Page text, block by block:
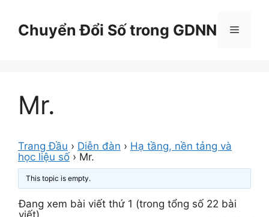
Chuyển Đổi Số trong GDNN Menu
Mr.
Trang Đầu › Diễn đàn › Hạ tầng, nền tảng và
học liệu số › Mr.
This topic is empty.
Đang xem bài viết thứ 1 (trong tổng số 22 bài
viết)